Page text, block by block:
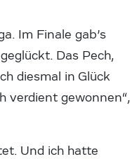
Im Finale gab’s
Das Pech,
diesmal in Glück
verdient gewonnen“,
Und ich hatte